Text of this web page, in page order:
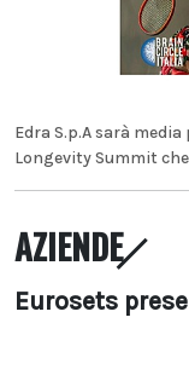
Edra S.p.A sarà
Longevity Summit
AZIENDE
Eurosets